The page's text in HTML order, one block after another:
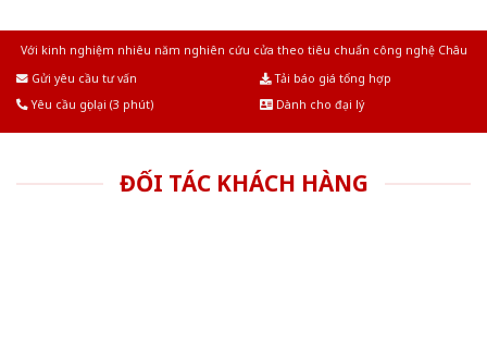
Với kinh nghiệm nhiêu năm nghiên cứu cửa theo tiêu chuẩn công nghệ Châu
Gửi yêu cầu tư vấn
Tải báo giá tổng hợp
Yêu cầu gọi lại (3 phút)
Dành cho đại lý
ĐỐI TÁC KHÁCH HÀNG